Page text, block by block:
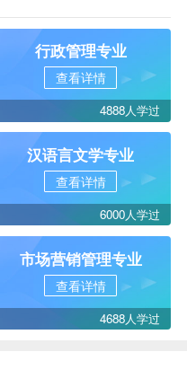
行政管理专业
查看详情
4888人学过
汉语言文学专业
查看详情
6000人学过
市场营销管理专业
查看详情
4688人学过